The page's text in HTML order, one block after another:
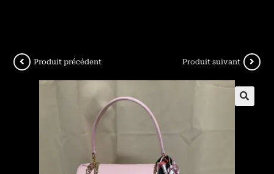
Produit précédent Produit suivant